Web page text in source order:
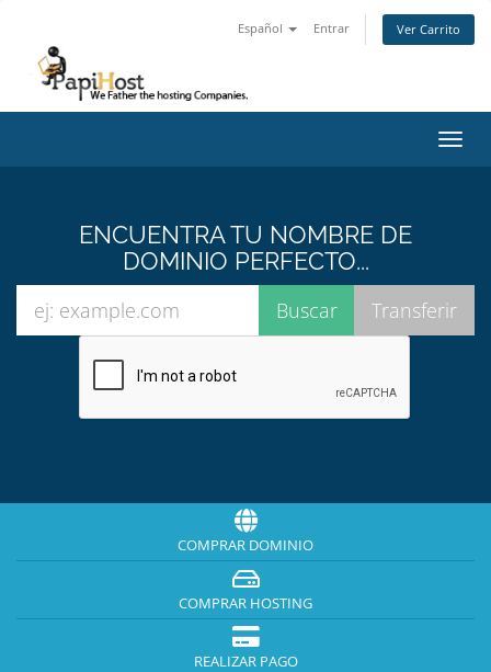
Español Entrar Ver Carrito
ENCUENTRA TU NOMBRE DE
DOMINIO PERFECTO...
COMPRAR DOMINIO
COMPRAR HOSTING
REALIZAR PAGO